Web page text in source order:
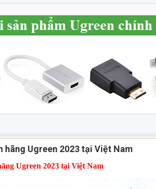
hãng Ugreen 2023 tại Việt Nam
Ugreen 2023 tại Việt Nam